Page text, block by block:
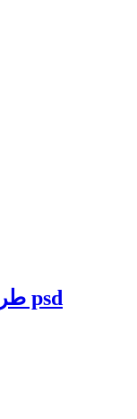
طرح آماده آگهی و اعلامیه ترحیم psd